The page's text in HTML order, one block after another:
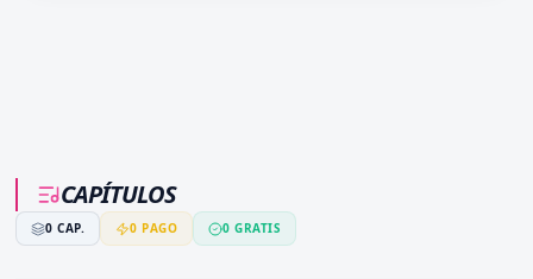
CAPÍTULOS
0 CAP. 0 PAGO 0 GRATIS